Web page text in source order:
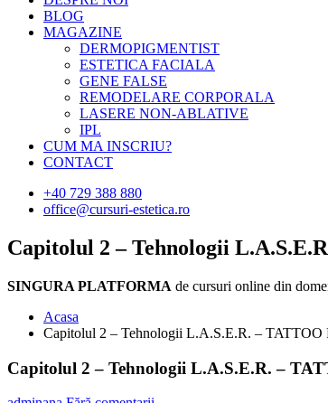
BLOG
MAGAZINE
DERMOPIGMENTIST
ESTETICA FACIALA
GENE FALSE
REMODELARE CORPORALA
LASERE NON-ABLATIVE
IPL
CUM MA INSCRIU?
CONTACT
+40 729 388 880
office@cursuri-estetica.ro
Capitolul 2 – Tehnologii
SINGURA PLATFORMA de cursuri online din
Acasa
Capitolul 2 – Tehnologii L.A.S.E.R. –
Capitolul 2 – Tehnologii L.A.S.E.R. –